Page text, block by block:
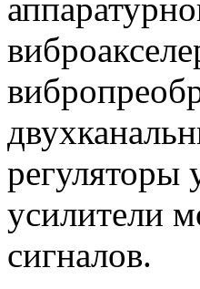
регуляторы
усилители
сигналов.